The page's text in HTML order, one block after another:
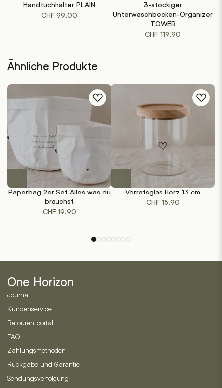
weist
mehrere
Optionen
auf
Handtuchhalter PLAIN
CHF 99.00
weist
mehrere
Varianten
auf
Produktseite
gewählt
3-stöckiger
Unterwaschbecken-Organizer
TOWER
CHF 119.90
Ähnliche Produkte
Paperbag 2er Set Alles was du
brauchst
CHF19.90
Vorratsglas Herz 13 cm
CHF15.90
One Horizon
Journal
Kundenservice
Retouren portal
FAQ
Zahlungsmethoden
Rückgabe und Garantie
Sendungsverfolgung